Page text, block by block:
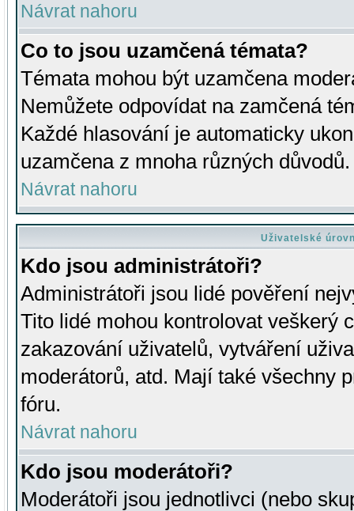
Návrat nahoru
Co to jsou uzamčená témata?
Témata mohou být uzamčena
Nemůžete odpovídat na zamčená
Každé hlasování je automaticky
uzamčena z mnoha různých důvodů.
Návrat nahoru
Uživatelské
Kdo jsou administrátoři?
Administrátoři jsou lidé pověření
Tito lidé mohou kontrolovat veškerý
zakazování uživatelů, vytváření
moderátorů, atd. Mají také všechny
fóru.
Návrat nahoru
Kdo jsou moderátoři?
Moderátoři jsou jednotlivci (nebo